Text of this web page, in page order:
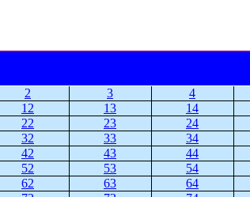
2 3 4
12 13 14
22 23 24
32 33 34
42 43 44
52 53 54
62 63 64